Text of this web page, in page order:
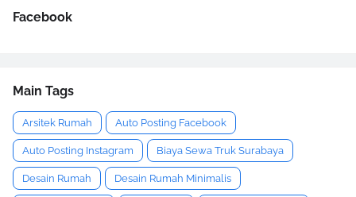
Facebook
Main Tags
Arsitek Rumah Auto Posting Facebook
Auto Posting Instagram Biaya Sewa Truk Surabaya
Desain Rumah Desain Rumah Minimalis